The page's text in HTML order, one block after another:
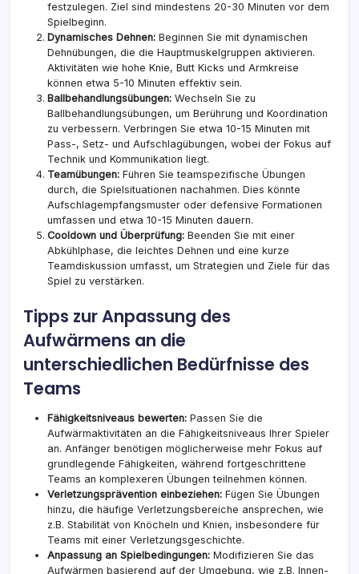
festzulegen. Ziel sind mindestens 20-30 Minuten vor dem
Spielbeginn.
Dynamisches Dehnen: Beginnen Sie mit dynamischen
Dehnübungen, die die Hauptmuskelgruppen aktivieren.
Aktivitäten wie hohe Knie, Butt Kicks und Armkreise
können etwa 5-10 Minuten effektiv sein.
Ballbehandlungsübungen: Wechseln Sie zu
Ballbehandlungsübungen, um Berührung und Koordination
zu verbessern. Verbringen Sie etwa 10-15 Minuten mit
Pass-, Setz- und Aufschlagübungen, wobei der Fokus auf
Technik und Kommunikation liegt.
Teamübungen: Führen Sie teamspezifische Übungen
durch, die Spielsituationen nachahmen. Dies könnte
Aufschlagempfangsmuster oder defensive Formationen
umfassen und etwa 10-15 Minuten dauern.
Cooldown und Überprüfung: Beenden Sie mit einer
Abkühlphase, die leichtes Dehnen und eine kurze
Teamdiskussion umfasst, um Strategien und Ziele für das
Spiel zu verstärken.
Tipps zur Anpassung des
Aufwärmens an die
unterschiedlichen Bedürfnisse des
Teams
Fähigkeitsniveaus bewerten: Passen Sie die
Aufwärmaktivitäten an die Fähigkeitsniveaus Ihrer Spieler
an. Anfänger benötigen möglicherweise mehr Fokus auf
grundlegende Fähigkeiten, während fortgeschrittene
Teams an komplexeren Übungen teilnehmen können.
Verletzungsprävention einbeziehen: Fügen Sie Übungen
hinzu, die häufige Verletzungsbereiche ansprechen, wie
z.B. Stabilität von Knöcheln und Knien, insbesondere für
Teams mit einer Verletzungsgeschichte.
Anpassung an Spielbedingungen: Modifizieren Sie das
Aufwärmen basierend auf der Umgebung, wie z.B. Innen-